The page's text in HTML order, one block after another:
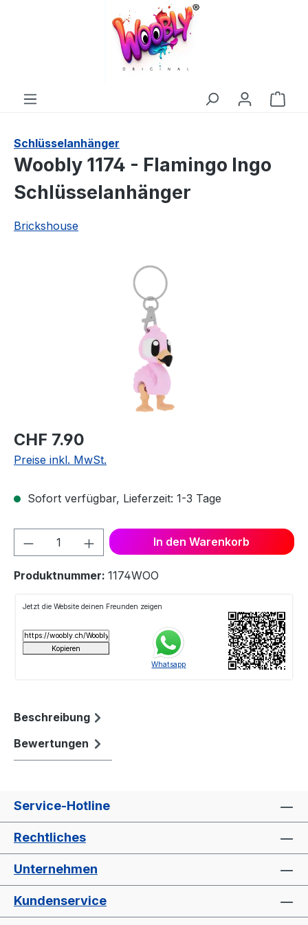
Schlüsselanhänger
Woobly 1174 - Flamingo Ingo
Schlüsselanhänger
Brickshouse
Bildergalerie überspringen
CHF 7.90
Preise inkl. MwSt.
Sofort verfügbar, Lieferzeit: 1-3 Tage
Produkt Anzahl: Gib denIn den Warenkorb
Produktnummer: 1174WOO
Beschreibung
Bewertungen
Service-Hotline
Rechtliches
Unternehmen
Kundenservice